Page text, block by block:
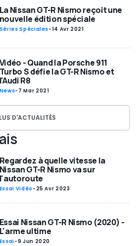
Nissan GT-R Nismo reçoit une
édition spéciale
Séries Spéciales-14 Avr 2021
Vidéo - Quand la Porsche 911
S défie la GT-R Nismo et
R8
- 7 Mar 2021
D'ACTUALITÉS
à quelle vitesse la
GT-R Nismo va sur
Essai Vidéo - 25 Avr 2023
Nissan GT-R Nismo (2020) -
ultime
-9 Jun 2020